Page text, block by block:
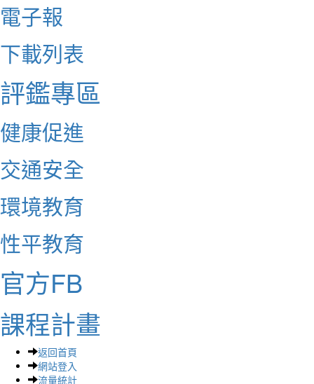
電子報
下載列表
評鑑專區
健康促進
交通安全
環境教育
性平教育
官方FB
課程計畫
返回首頁
網站登入
流量統計